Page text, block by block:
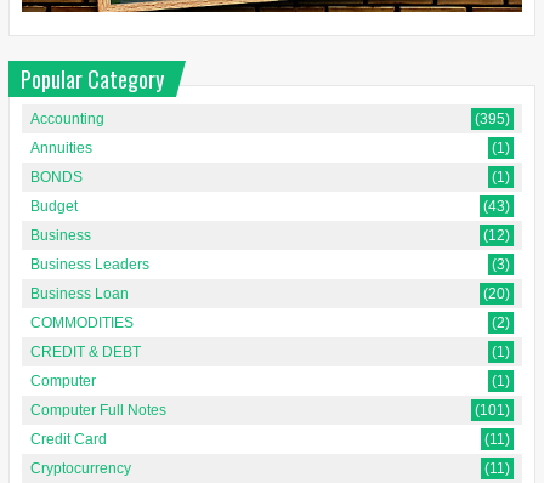
Popular Category
Accounting
(395)
Annuities
(1)
BONDS
(1)
Budget
(43)
Business
(12)
Business Leaders
(3)
Business Loan
(20)
COMMODITIES
(2)
CREDIT & DEBT
(1)
Computer
(1)
Computer Full Notes
(101)
Credit Card
(11)
Cryptocurrency
(11)